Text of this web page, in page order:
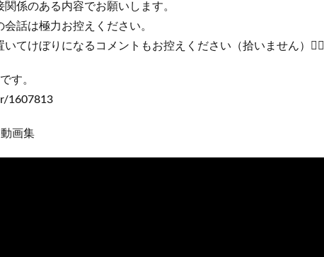
係のある内容でお願いします。
話は極力お控えください。
てけぼりになるコメントもお控えください（拾いません）🙇‍♂️
す。
1607813
画集